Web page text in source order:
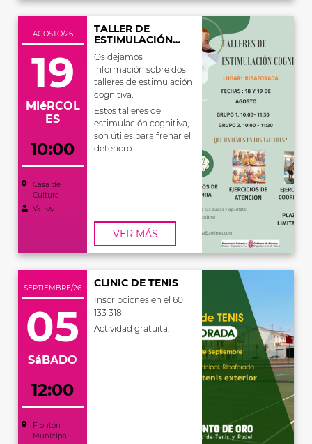
AGOSTO/26
19
MIéRCOL
ES
10:00
Casa de
Cultura
Varios
TALLER DE
ESTIMULACIÓN
COGNITIVA
Os dejamos
información sobre dos
talleres de estimulación
cognitiva.
Estos talleres de
estimulación cognitiva,
son útiles para frenar el
deterioro...
VER MÁS
SEPTIEMBRE/26
05
SáBADO
12:00
Frontón
Municipal
CLINIC DE TENIS
Inscripciones en el 601
133 318
Actividad gratuita.